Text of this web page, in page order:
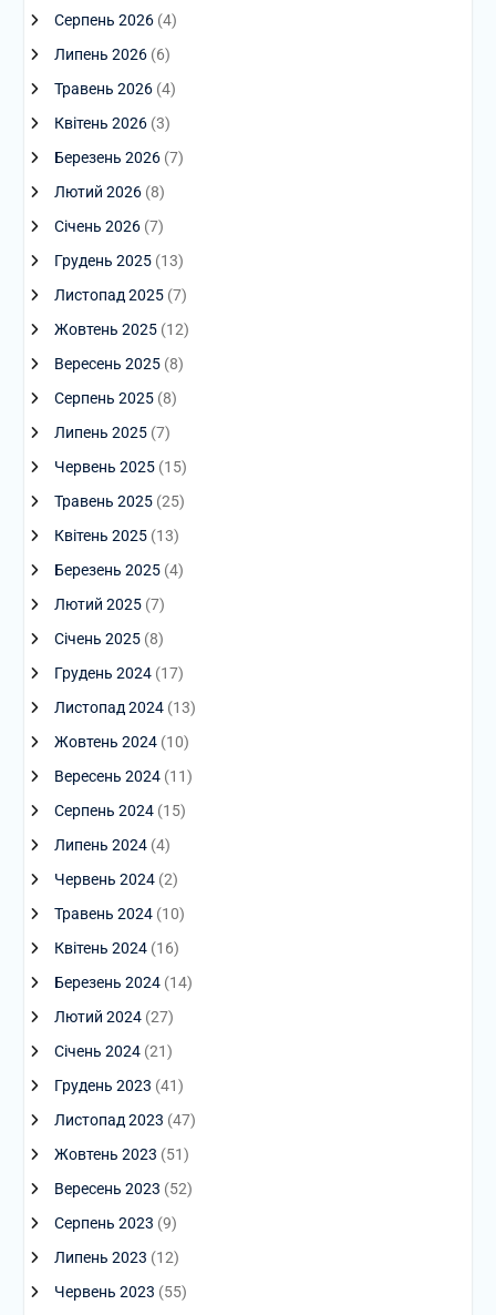
Серпень 2026(4)
Липень 2026(6)
Травень 2026(4)
Квітень 2026(3)
Березень 2026(7)
Лютий 2026(8)
Січень 2026(7)
Грудень 2025(13)
Листопад 2025(7)
Жовтень 2025(12)
Вересень 2025(8)
Серпень 2025(8)
Липень 2025(7)
Червень 2025(15)
Травень 2025(25)
Квітень 2025(13)
Березень 2025(4)
Лютий 2025(7)
Січень 2025(8)
Грудень 2024(17)
Листопад 2024(13)
Жовтень 2024(10)
Вересень 2024(11)
Серпень 2024(15)
Липень 2024(4)
Червень 2024(2)
Травень 2024(10)
Квітень 2024(16)
Березень 2024(14)
Лютий 2024(27)
Січень 2024(21)
Грудень 2023 (41)
Листопад 2023 (47)
Жовтень 2023 (51)
Вересень 2023 (52)
Серпень 2023 (9)
Липень 2023 (12)
Червень 2023 (55)